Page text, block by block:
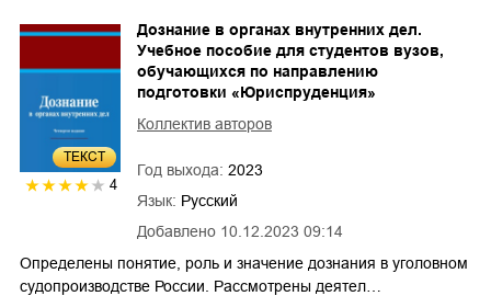
ТЕКСТ
4
Добавлено 10.12.2023 09:14
Дознание в органах внутренних дел.
Учебное пособие для студентов вузов,
обучающихся по направлению
подготовки «Юриспруденция»
Коллектив авторов
Год выхода: 2023
Язык: Русский
Определены понятие, роль и значение дознания в уголовном
судопроизводстве России. Рассмотрены деятел…